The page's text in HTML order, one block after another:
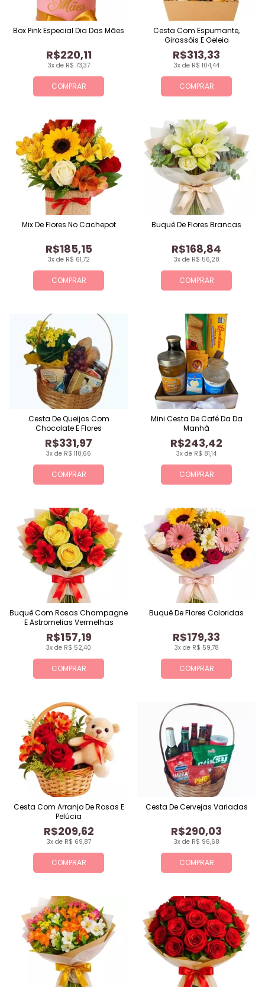
COMPRAR
3x de R$ 73,37
R$220,11
Box Pink Especial Dia Das Mães
COMPRAR
3x de R$ 104,44
R$313,33
Cesta Com Espumante,
Girassóis E Geleia
COMPRAR
3x de R$ 61,72
R$185,15
Mix De Flores No Cachepot
COMPRAR
3x de R$ 56,28
R$168,84
Buquê De Flores Brancas
COMPRAR
3x de R$ 110,66
R$331,97
Cesta De Queijos Com
Chocolate E Flores
COMPRAR
3x de R$ 81,14
R$243,42
Mini Cesta De Café Da Da
Manhã
COMPRAR
3x de R$ 52,40
R$157,19
Buquê Com Rosas Champagne
E Astromelias Vermelhas
COMPRAR
3x de R$ 59,78
R$179,33
Buquê De Flores Coloridas
COMPRAR
3x de R$ 69,87
R$209,62
Cesta Com Arranjo De Rosas E
Pelúcia
COMPRAR
3x de R$ 96,68
R$290,03
Cesta De Cervejas Variadas